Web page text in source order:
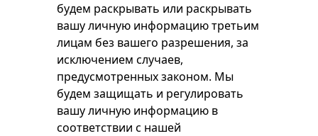
будем раскрывать или раскрывать
вашу личную информацию третьим
лицам без вашего разрешения, за
исключением случаев,
предусмотренных законом. Мы
будем защищать и регулировать
вашу личную информацию в
соответствии с нашей